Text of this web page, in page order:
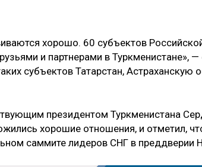
хорошо. 60 субъектов
и партнерами в Туркменистане»,
субъектов Татарстан, Астраханскую
президентом Туркменистана
хорошие отношения, и отметил,
саммите лидеров СНГ в преддверии